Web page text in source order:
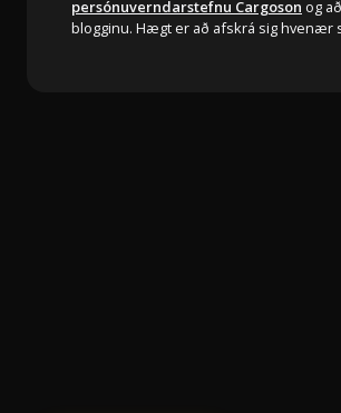
persónuverndarstefnu Cargoson og
blogginu. Hægt er að afskrá sig hvenær